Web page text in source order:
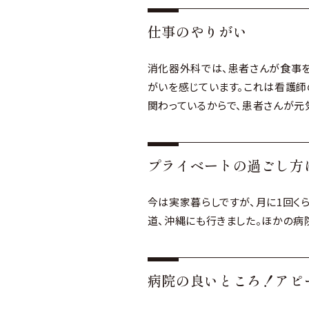
仕事のやりがい
消化器外科では、患者さんが食事
がいを感じています。これは看護
関わっているからで、患者さんが元
プライベートの過ごし方
今は実家暮らしですが、月に1回く
道、沖縄にも行きました。ほかの
病院の良いところ！ア